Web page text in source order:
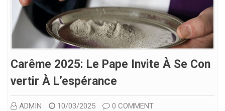
Carême 2025: Le Pape Invite À Se Con
Vertir À L’espérance
ADMIN 10/03/2025 0 COMMENT